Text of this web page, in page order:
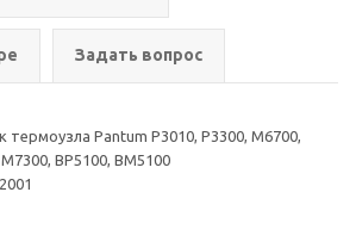
Задать вопрос
Pantum P3010, P3300, M6700,
BP5100, BM5100